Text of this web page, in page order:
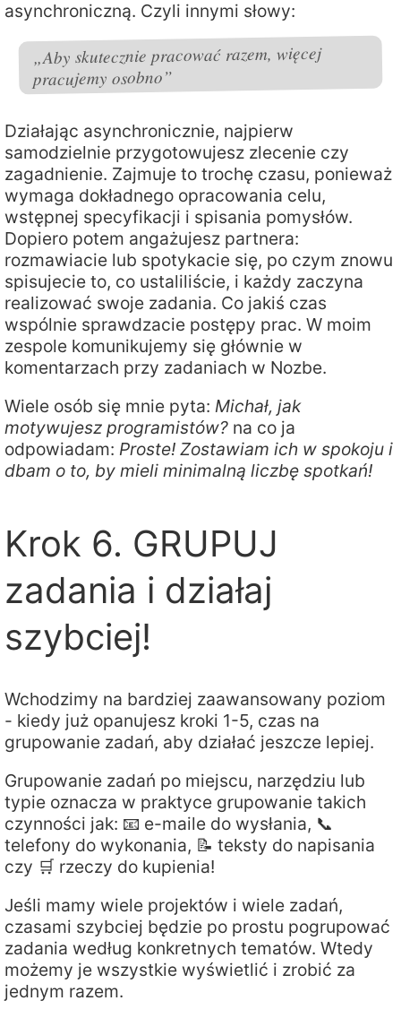
asynchroniczną. Czyli innymi słowy:
„Aby skutecznie pracować razem, więcej
pracujemy osobno”
Działając asynchronicznie, najpierw
samodzielnie przygotowujesz zlecenie czy
zagadnienie. Zajmuje to trochę czasu, ponieważ
wymaga dokładnego opracowania celu,
wstępnej specyfikacji i spisania pomysłów.
Dopiero potem angażujesz partnera:
rozmawiacie lub spotykacie się, po czym znowu
spisujecie to, co ustaliliście, i każdy zaczyna
realizować swoje zadania. Co jakiś czas
wspólnie sprawdzacie postępy prac. W moim
zespole komunikujemy się głównie w
komentarzach przy zadaniach w Nozbe.
Wiele osób się mnie pyta: Michał, jak
motywujesz programistów? na co ja
odpowiadam: Proste! Zostawiam ich w spokoju i
dbam o to, by mieli minimalną liczbę spotkań!
Krok 6. GRUPUJ
zadania i działaj
szybciej!
Wchodzimy na bardziej zaawansowany poziom
- kiedy już opanujesz kroki 1-5, czas na
grupowanie zadań, aby działać jeszcze lepiej.
Grupowanie zadań po miejscu, narzędziu lub
typie oznacza w praktyce grupowanie takich
czynności jak: 📧 e-maile do wysłania, 📞
telefony do wykonania, 📝 teksty do napisania
czy 🛒 rzeczy do kupienia!
Jeśli mamy wiele projektów i wiele zadań,
czasami szybciej będzie po prostu pogrupować
zadania według konkretnych tematów. Wtedy
możemy je wszystkie wyświetlić i zrobić za
jednym razem.